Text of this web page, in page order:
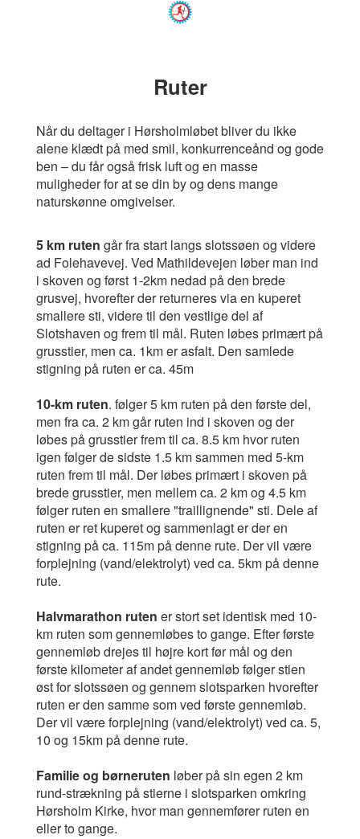
Ruter
Når du deltager i Hørsholmløbet bliver du ikke
alene klædt på med smil, konkurrenceånd og gode
ben – du får også frisk luft og en masse
muligheder for at se din by og dens mange
naturskønne omgivelser.
5 km ruten går fra start langs slotssøen og videre
ad Folehavevej. Ved Mathildevejen løber man ind
i skoven og først 1-2km nedad på den brede
grusvej, hvorefter der returneres via en kuperet
smallere sti, videre til den vestlige del af
Slotshaven og frem til mål. Ruten løbes primært på
grusstier, men ca. 1km er asfalt. Den samlede
stigning på ruten er ca. 45m
10-km ruten. følger 5 km ruten på den første del,
men fra ca. 2 km går ruten ind i skoven og der
løbes på grusstier frem til ca. 8.5 km hvor ruten
igen følger de sidste 1.5 km sammen med 5-km
ruten frem til mål. Der løbes primært i skoven på
brede grusstier, men mellem ca. 2 km og 4.5 km
følger ruten en smallere "traillignende" sti. Dele af
ruten er ret kuperet og sammenlagt er der en
stigning på ca. 115m på denne rute. Der vil være
forplejning (vand/elektrolyt) ved ca. 5km på denne
rute.
Halvmarathon ruten er stort set identisk med 10-
km ruten som gennemløbes to gange. Efter første
gennemløb drejes til højre kort før mål og den
første kilometer af andet gennemløb følger stien
øst for slotssøen og gennem slotsparken hvorefter
ruten er den samme som ved første gennemløb.
Der vil være forplejning (vand/elektrolyt) ved ca. 5,
10 og 15km på denne rute.
Familie og børneruten løber på sin egen 2 km
rund-strækning på stierne i slotsparken omkring
Hørsholm Kirke, hvor man gennemfører ruten en
eller to gange.